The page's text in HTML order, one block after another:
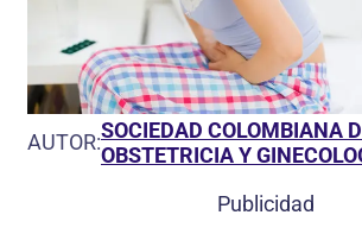
AUTOR:SOCIEDAD COLOMBIANA
OBSTETRICIA Y
Publicidad